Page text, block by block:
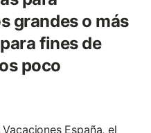
grandes o más
fines de
poco
España, el